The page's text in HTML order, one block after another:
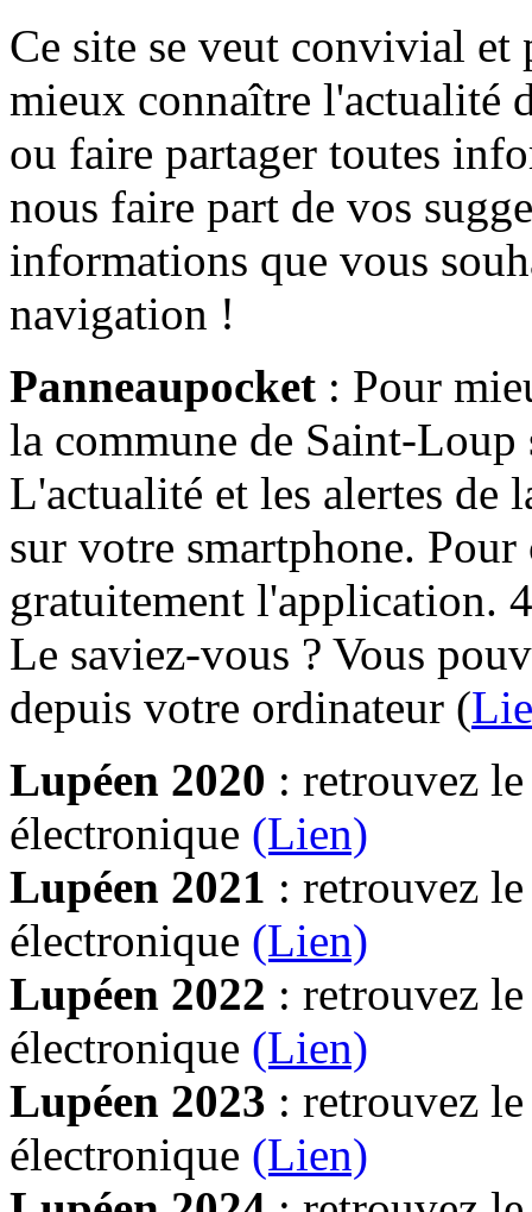
Ce site se veut convivial et
mieux connaître l'actualité
ou faire partager toutes
nous faire part de vos
informations que vous
navigation !
Panneaupocket : Pour
la commune de Saint-Loup
L'actualité et les alertes de
sur votre smartphone.
gratuitement l'application.
Le saviez-vous ? Vous
depuis votre ordinateur (
Lupéen 2020 : retrouvez
électronique (Lien)
Lupéen 2021 : retrouvez
électronique (Lien)
Lupéen 2022 : retrouvez
électronique (Lien)
Lupéen 2023 : retrouvez
électronique (Lien)